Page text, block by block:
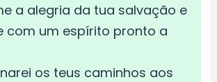
a alegria da tua salvação e
com um espírito pronto a
os teus caminhos aos